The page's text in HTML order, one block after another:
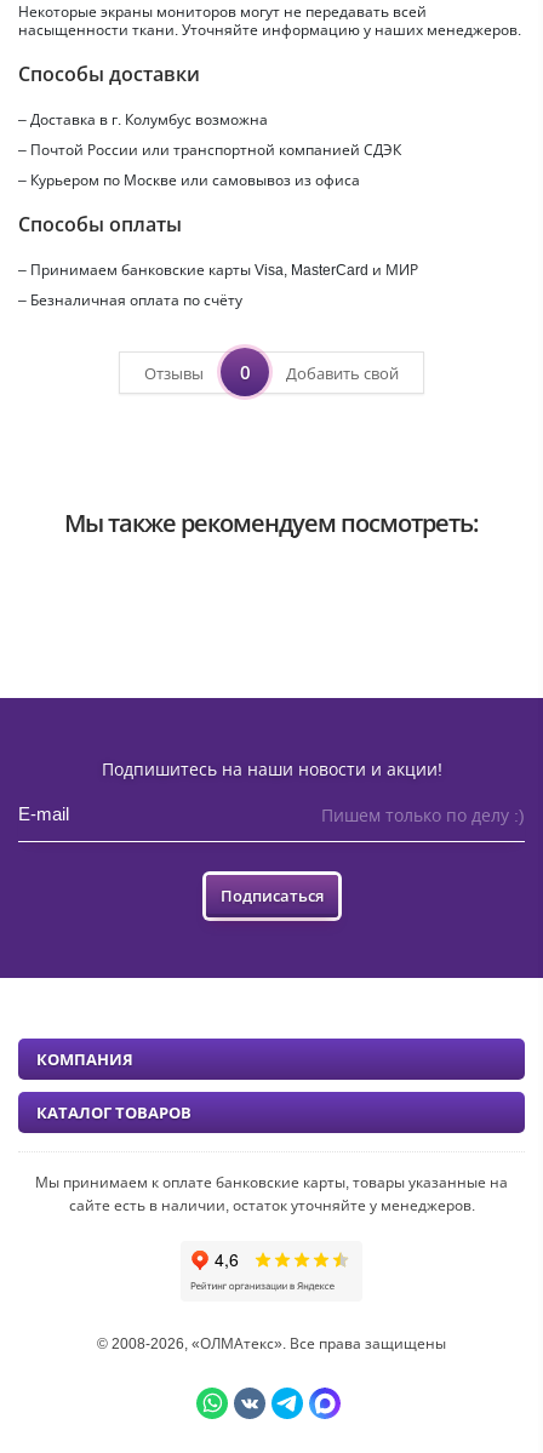
Некоторые экраны мониторов могут не передавать всей
насыщенности ткани. Уточняйте информацию у наших менеджеров.
Способы доставки
– Доставка в г. Колумбус возможна
– Почтой России или транспортной компанией СДЭК
– Курьером по Москве или самовывоз из офиса
Способы оплаты
– Принимаем банковские карты Visa, MasterCard и МИР
– Безналичная оплата по счёту
Отзывы 0 Добавить свой
Мы также рекомендуем посмотреть:
Подпишитесь на наши новости и акции!
Пишем только по делу :)
Подписаться
Мы принимаем к оплате банковские карты, товары указанные на
сайте есть в наличии, остаток уточняйте у менеджеров.
© 2008-2026, «ОЛМАтекс». Все права защищены
КОМПАНИЯ
КАТАЛОГ ТОВАРОВ